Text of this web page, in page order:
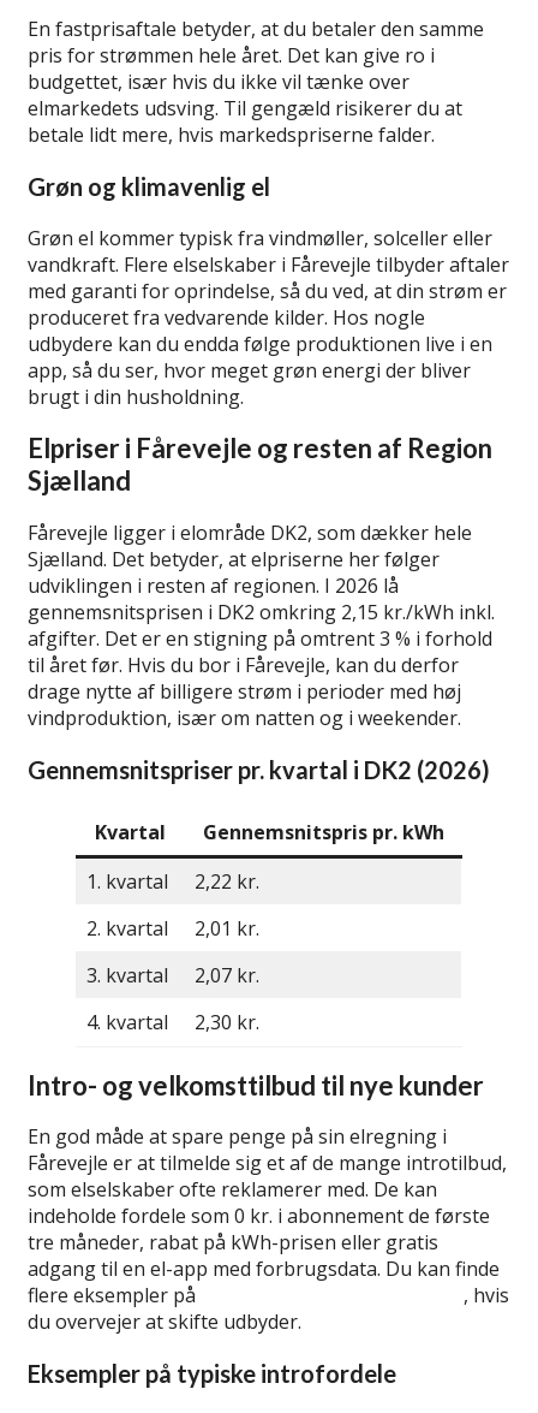
En fastprisaftale betyder, at du betaler den samme
pris for strømmen hele året. Det kan give ro i
budgettet, især hvis du ikke vil tænke over
elmarkedets udsving. Til gengæld risikerer du at
betale lidt mere, hvis markedspriserne falder.
Grøn og klimavenlig el
Grøn el kommer typisk fra vindmøller, solceller eller
vandkraft. Flere elselskaber i Fårevejle tilbyder aftaler
med garanti for oprindelse, så du ved, at din strøm er
produceret fra vedvarende kilder. Hos nogle
udbydere kan du endda følge produktionen live i en
app, så du ser, hvor meget grøn energi der bliver
brugt i din husholdning.
Elpriser i Fårevejle og resten af Region
Sjælland
Fårevejle ligger i elområde DK2, som dækker hele
Sjælland. Det betyder, at elpriserne her følger
udviklingen i resten af regionen. I 2026 lå
gennemsnitsprisen i DK2 omkring 2,15 kr./kWh inkl.
afgifter. Det er en stigning på omtrent 3 % i forhold
til året før. Hvis du bor i Fårevejle, kan du derfor
drage nytte af billigere strøm i perioder med høj
vindproduktion, især om natten og i weekender.
Gennemsnitspriser pr. kvartal i DK2 (2026)
Kvartal
Gennemsnitspris pr. kWh
1. kvartal
2,22 kr.
2. kvartal
2,01 kr.
3. kvartal
2,07 kr.
4. kvartal
2,30 kr.
Intro- og velkomsttilbud til nye kunder
En god måde at spare penge på sin elregning i
Fårevejle er at tilmelde sig et af de mange introtilbud,
som elselskaber ofte reklamerer med. De kan
indeholde fordele som 0 kr. i abonnement de første
tre måneder, rabat på kWh-prisen eller gratis
adgang til en el-app med forbrugsdata. Du kan finde
flere eksempler på
, hvis
du overvejer at skifte udbyder.
Eksempler på typiske introfordele